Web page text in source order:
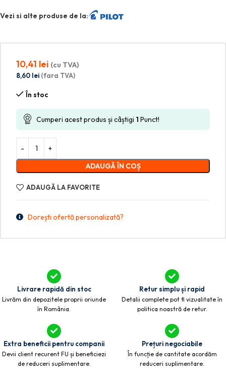
Vezi si alte produse de la:
10,41 lei (cu TVA)
8,60 lei (fara TVA)
În stoc
Cumperi acest produs și câștigi 1 Punct!
ADAUGĂ ÎN COȘ
ADAUGĂ LA FAVORITE
Dorești ofertă personalizată?
Livrare rapidă din stoc
Livrăm din depozitele proprii oriunde
în România.
Retur simplu și rapid
Detalii complete pot fi vizualitate în
politica noastră de retur.
Extra beneficii pentru companii
Devii client recurent FU și beneficiezi
de reduceri suplimentare.
Prețuri negociabile
În funcție de cantitate acordăm
reduceri suplimentare.